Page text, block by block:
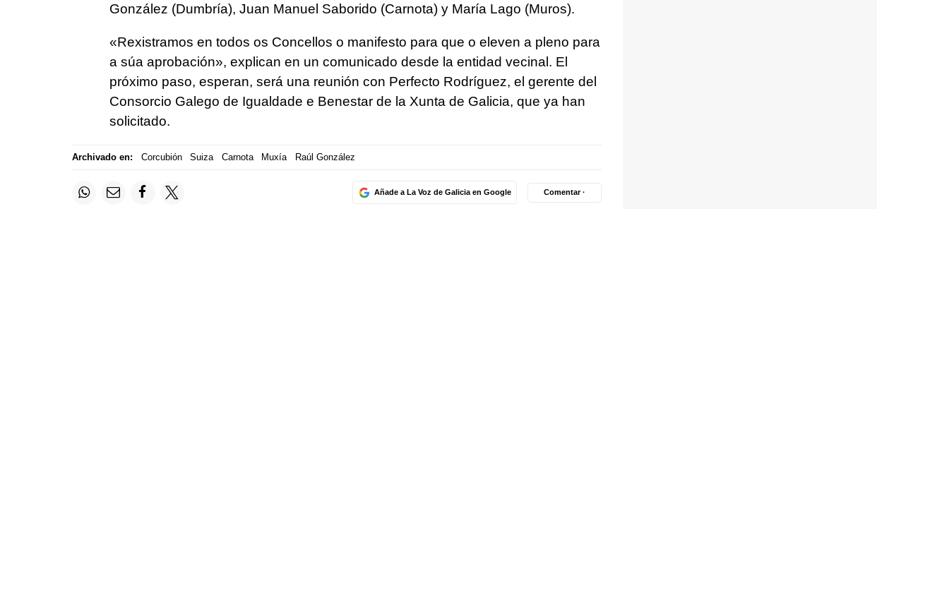
González (Dumbría), Juan Manuel Saborido (Carnota) y María Lago (Muros).
«Rexistramos en todos os Concellos o manifesto para que o eleven a pleno para
a súa aprobación», explican en un comunicado desde la entidad vecinal. El
próximo paso, esperan, será una reunión con Perfecto Rodríguez, el gerente del
Consorcio Galego de Igualdade e Benestar de la Xunta de Galicia, que ya han
solicitado.
Archivado en: Corcubión Suiza Carnota Muxía Raúl González
Añade a La Voz de Galicia en Google Comentar ·